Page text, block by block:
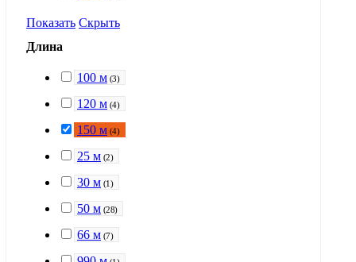
Показать Скрыть
Длина
100 м (3)
120 м (4)
150 м (4)
25 м (2)
30 м (1 )
50 м (28)
66 м (7)